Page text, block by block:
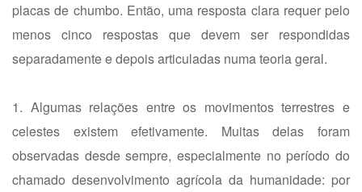
placas de chumbo. Então, uma resposta clara requer pelo
menos cinco respostas que devem ser respondidas
separadamente e depois articuladas numa teoria geral.
1. Algumas relações entre os movimentos terrestres e
celestes existem efetivamente. Muitas delas foram
observadas desde sempre, especialmente no período do
chamado desenvolvimento agrícola da humanidade: por